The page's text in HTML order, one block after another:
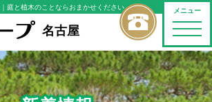
メニュー
toggle
｜庭と植木のことならおまかせください
名古屋